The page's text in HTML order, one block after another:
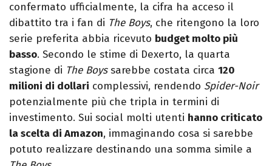
confermato ufficialmente, la cifra ha acceso il
dibattito tra i fan di The Boys, che ritengono la loro
serie preferita abbia ricevuto budget molto più
basso. Secondo le stime di Dexerto, la quarta
stagione di The Boyssarebbe costata circa 120
milioni di dollari complessivi, rendendo Spider-Noir
potenzialmente più che tripla in termini di
investimento. Sui social molti utenti hanno criticato
la scelta di Amazon, immaginando cosa si sarebbe
potuto realizzare destinando una somma simile a